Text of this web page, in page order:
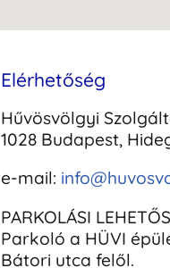
Elérhetőség
Hűvösvölgyi
1028 Budapest,
e-mail:
PARKOLÁSI
Parkoló a HÜVI
Bátori utca felől.